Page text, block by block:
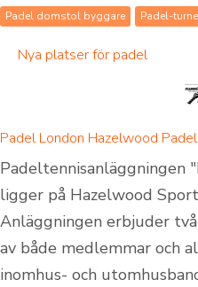
Padel domstol byggare Padel-
Nya platser för padel
Padel London Hazelwood
Padeltennisanläggningen
ligger på Hazelwood
Anläggningen erbjuder
av både medlemmar och
inomhus- och